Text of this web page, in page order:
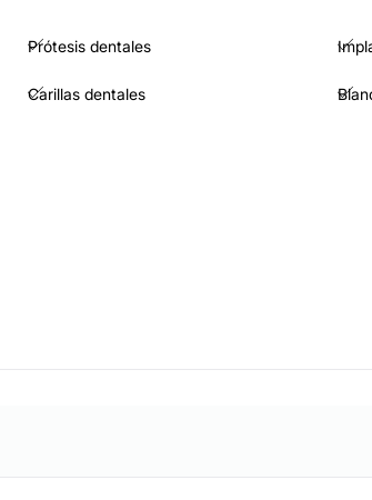
Prótesis dentales
Carillas dentales